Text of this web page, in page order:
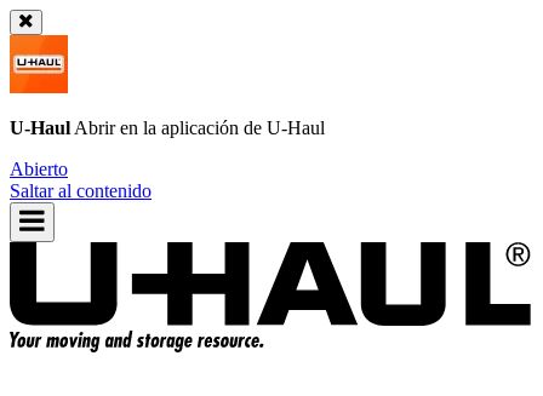
U-Haul Abrir en la aplicación de U-Haul
Abierto
Saltar al contenido